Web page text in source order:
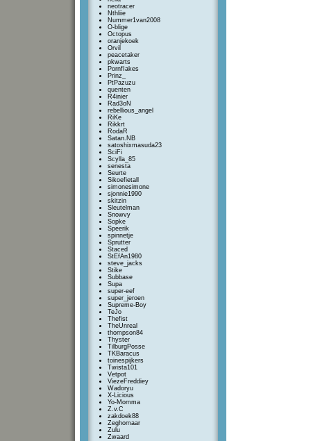
neotracer
Nthliie
Nummer1van2008
O-blige
Octopus
oranjekoek
Orvil
peacetaker
pkwarts
PornfIakes
Prinz_
PtPazuzu
quenten
R4inier
Rad3oN
rebellious_angel
RiKe
Rikkrt
RodaR
Satan.NB
satoshixmasuda23
SciFi
Scylla_85
senesta
Seurte
Sikoefietall
simonesimone
sjonnie1990
skitzin
Sleutelman
Snowvy
Sopke
Speerik
spinnetje
Sprutter
Staced
StEfAn1980
steve_jacks
Stike
Subbase
Supa
super-eef
super_jeroen
Supreme-Boy
TeJo
Thefist
TheUnreal
thompson84
Thyster
TilburgPosse
TKBaracus
toinespijkers
Twista101
Vetpot
ViezeFreddiey
Wadoryu
X-Licious
Yo-Momma
Z.v.C
zakdoek88
Zeghomaar
Zulu
Zwaard